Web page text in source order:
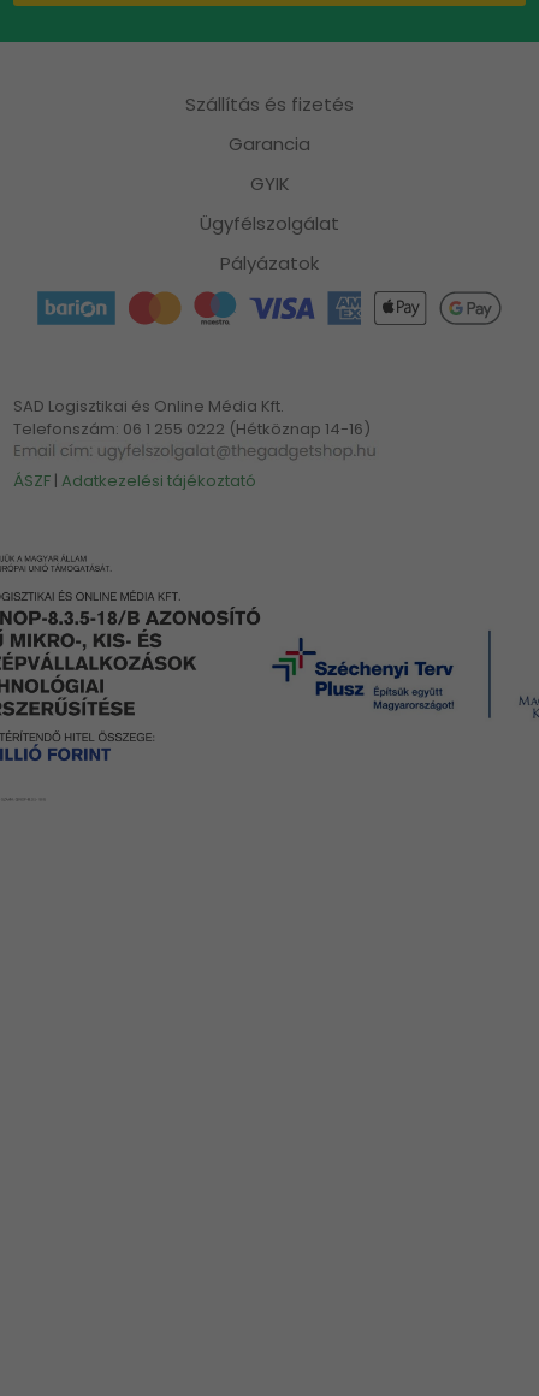
Szállítás és fizetés
Garancia
GYIK
Ügyfélszolgálat
Pályázatok
SAD Logisztikai és Online Média Kft.
Telefonszám: 06 1 255 0222 (Hétköznap 14-16)
ÁSZF |Adatkezelési tájékoztató